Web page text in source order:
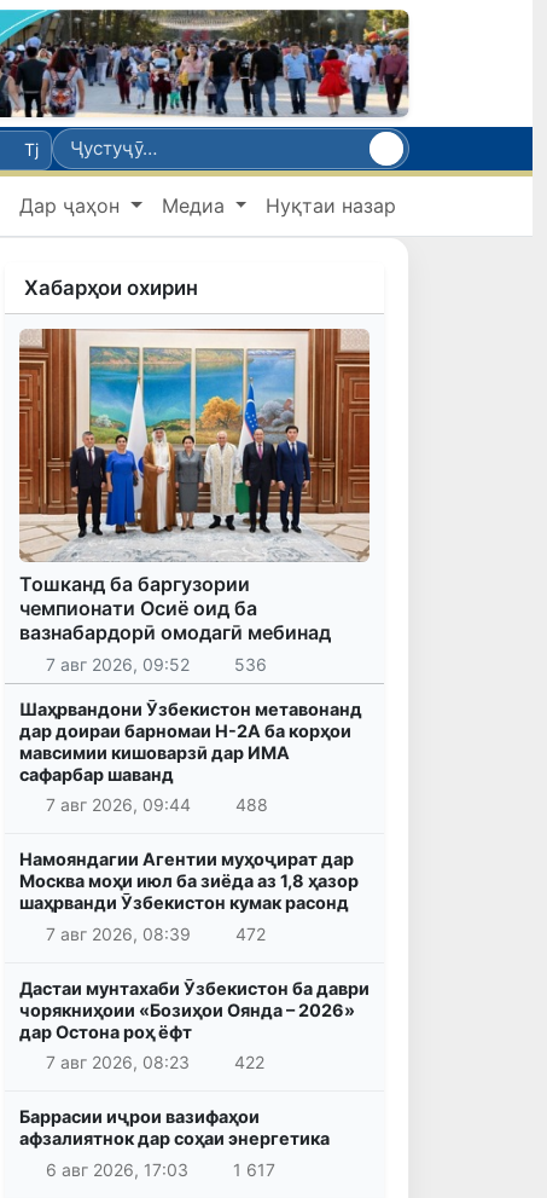
Tj
Дар ҷаҳон Медиа Нуқтаи назар
Хабарҳои охирин
Тошканд ба баргузории
чемпионати Осиё оид ба
вазнабардорӣ омодагӣ мебинад
7 авг 2026, 09:52 536
Шаҳрвандони Ӯзбекистон метавонанд
дар доираи барномаи H-2A ба корҳои
мавсимии кишоварзӣ дар ИМА
сафарбар шаванд
7 авг 2026, 09:44
488
Намояндагии Агентии муҳоҷират дар
Москва моҳи июл ба зиёда аз 1,8 ҳазор
шаҳрванди Ӯзбекистон кумак расонд
7 авг 2026, 08:39
472
Дастаи мунтахаби Ӯзбекистон ба даври
чорякниҳоии «Бозиҳои Оянда – 2026»
дар Остона роҳ ёфт
7 авг 2026, 08:23
422
Баррасии иҷрои вазифаҳои
афзалиятнок дар соҳаи энергетика
6 авг 2026, 17:03
1 617